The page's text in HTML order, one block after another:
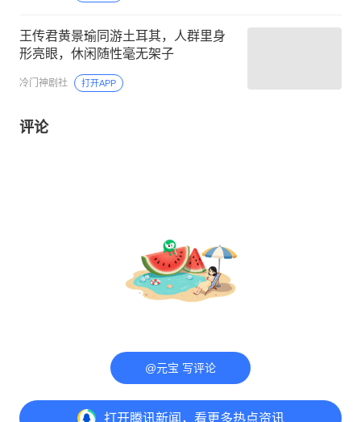
打开腾讯新闻，看更多热点资讯
王传君黄景瑜同游土耳其，人群里身
形亮眼，休闲随性毫无架子
冷门神剧社 打开APP
评论
@元宝 写评论